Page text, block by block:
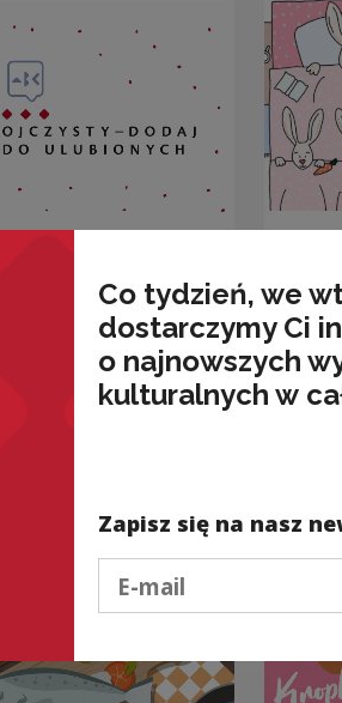
POCZĄTKU
język,
Co tydzień, we
dostarczymy Ci
o najnowszych
kulturalnych w
Zapisz się na nasz